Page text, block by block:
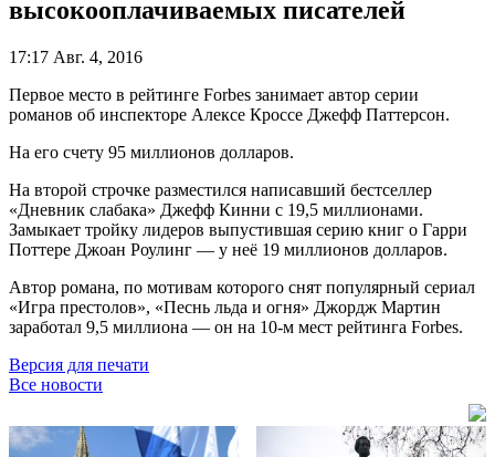
высокооплачиваемых писателей
17:17 Авг. 4, 2016
Первое место в рейтинге Forbes занимает автор серии
романов об инспекторе Алексе Кроссе Джефф Паттерсон.
На его счету 95 миллионов долларов.
На второй строчке разместился написавший бестселлер
«Дневник слабака» Джефф Кинни с 19,5 миллионами.
Замыкает тройку лидеров выпустившая серию книг о Гарри
Поттере Джоан Роулинг — у неё 19 миллионов долларов.
Автор романа, по мотивам которого снят популярный сериал
«Игра престолов», «Песнь льда и огня» Джордж Мартин
заработал 9,5 миллиона — он на 10-м мест рейтинга Forbes.
Версия для печати
Все новости